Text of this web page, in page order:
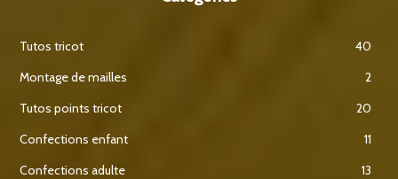
Tutos tricot
40
Montage de mailles
2
Tutos points tricot
20
Confections enfant
11
Confections adulte
13